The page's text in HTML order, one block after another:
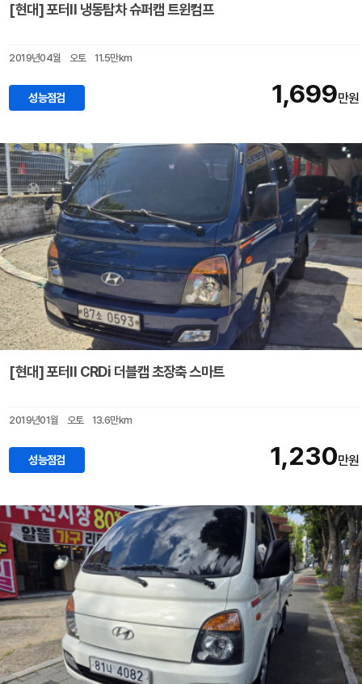
[현대] 포터II 냉동탑차 슈퍼캡 트윈컴프
2019년04월 오토 11.5만km
성능점검 1,699만원
[현대] 포터II CRDi 더블캡 초장축 스마트
2019년01월 오토 13.6만km
성능점검 1,230만원